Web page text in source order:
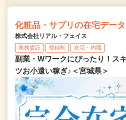
化粧品・サプリの在宅デー
株式会社リアル・フェイス
業務委託 登録制 在宅・内職
副業・Wワークにぴったり！ス
ツお小遣い稼ぎ♪＜宮城県＞